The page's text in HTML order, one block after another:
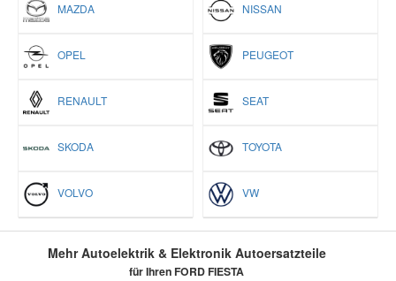
MAZDA NISSAN
OPEL PEUGEOT
RENAULT SEAT
SKODA TOYOTA
VOLVO VW
Mehr Autoelektrik & Elektronik Autoersatzteile
für Ihren FORD FIESTA